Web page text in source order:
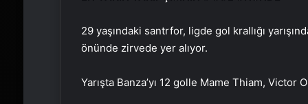
29 yaşındaki santrfor, ligde gol krallığı
önünde zirvede yer alıyor.
Yarışta Banza’yı 12 golle Mame Thiam,